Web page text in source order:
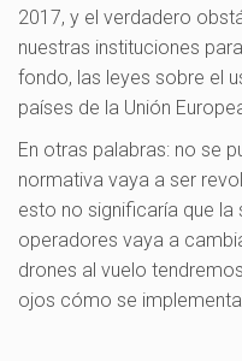
2017, y el verdadero
nuestras instituciones
fondo, las leyes sobre el
países de la Unión
En otras palabras: no se
normativa vaya a ser
esto no significaría que
operadores vaya a
drones al vuelo
ojos cómo se